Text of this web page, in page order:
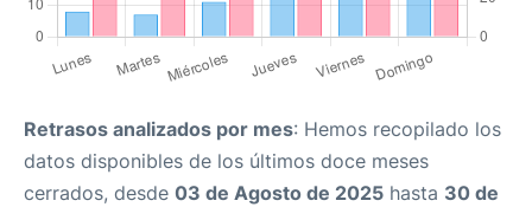
Retrasos analizados por mes: Hemos recopilado los
datos disponibles de los últimos doce meses
cerrados, desde 03 de Agosto de 2025 hasta 30 de